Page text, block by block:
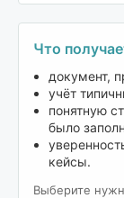
Что
документ,
учёт
понятную
было
кейсы.
Выберите